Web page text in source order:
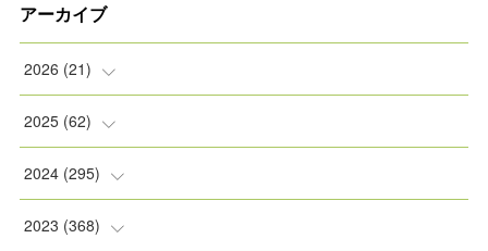
アーカイブ
2026 (21)
(2)
(2)
(2)
2025 (62)
(8)
(5)
2024 (295)
(8)
2023 (368)